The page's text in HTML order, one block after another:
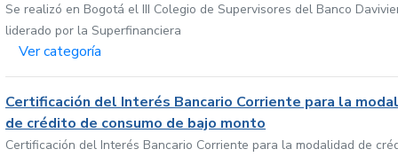
Se realizó en Bogotá el III Colegio de Supervisores del Banco
liderado por la Superfinanciera
Ver categoría
Certificación del Interés Bancario Corriente para la
de crédito de consumo de bajo monto
Certificación del Interés Bancario Corriente para la modalidad de